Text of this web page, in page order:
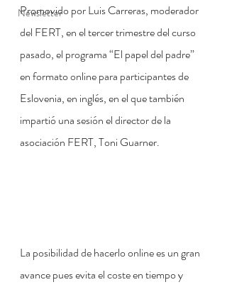
Newsletter
Promovido por Luis Carreras, moderador
del FERT, en el tercer trimestre del curso
pasado, el programa “El papel del padre”
en formato online para participantes de
Eslovenia, en inglés, en el que también
impartió una sesión el director de la
asociación FERT, Toni Guarner.
La posibilidad de hacerlo online es un gran
avance pues evita el coste en tiempo y